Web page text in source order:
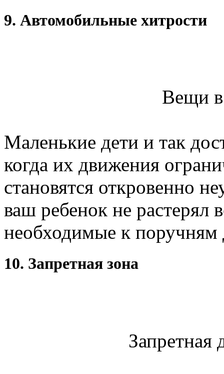
9. Автомобильные хитрости
Вещи в
Маленькие дети и так
когда их движения
становятся откровенно
ваш ребенок не растерял
необходимые к поручням
10. Запретная зона
Запретная